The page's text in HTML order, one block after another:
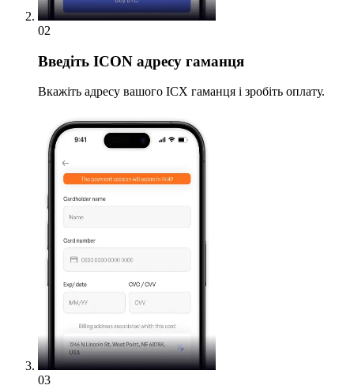
02
Введіть ICON адресу гаманця
Вкажіть адресу вашого ICX гаманця і зробіть оплату.
03